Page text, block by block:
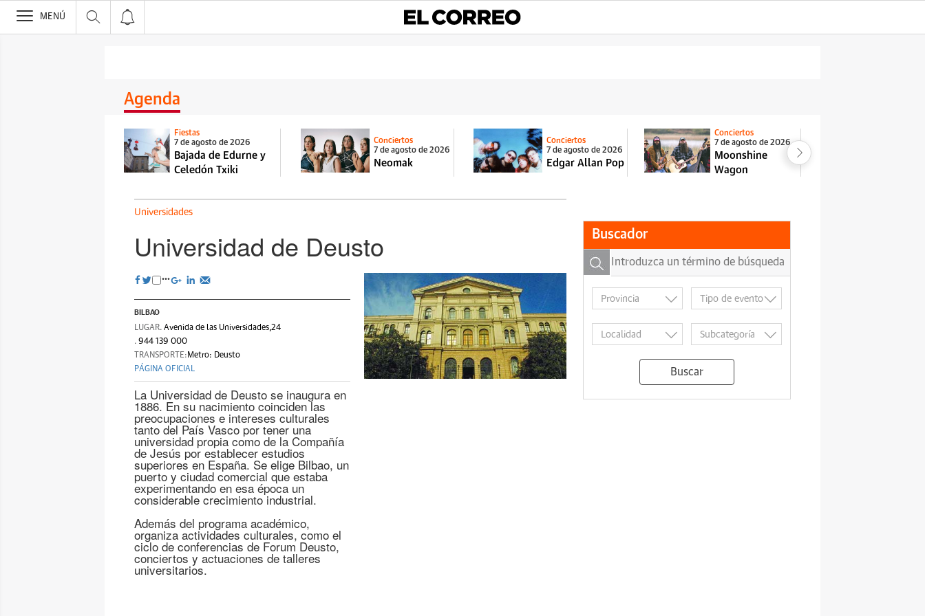
>
MENÚ
Agenda
Fiestas
7 de agosto de 2026
Bajada de Edurne y
Celedón Txiki
Conciertos
7 de agosto de 2026
Neomak
Conciertos
7 de agosto de 2026
Edgar Allan Pop
Conciertos
7 de agosto de 2026
Moonshine
Wagon
Universidades
Universidad de Deusto
BILBAO
LUGAR. Avenida de las Universidades,24
. 944 139 000
TRANSPORTE: Metro: Deusto
PÁGINA OFICIAL
La Universidad de Deusto se inaugura en
1886. En su nacimiento coinciden las
preocupaciones e intereses culturales
tanto del País Vasco por tener una
universidad propia como de la Compañía
de Jesús por establecer estudios
superiores en España. Se elige Bilbao, un
puerto y ciudad comercial que estaba
experimentando en esa época un
considerable crecimiento industrial.
Además del programa académico,
organiza actividades culturales, como el
ciclo de conferencias de Forum Deusto,
conciertos y actuaciones de talleres
universitarios.
Buscador
Buscar